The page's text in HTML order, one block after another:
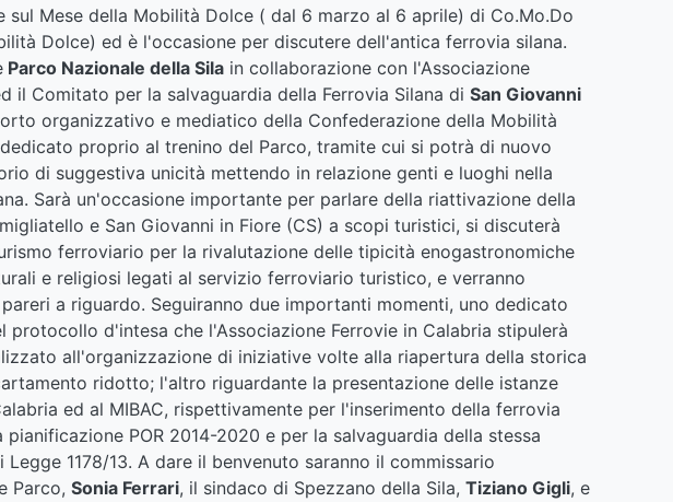
sul Mese della Mobilità Dolce ( dal 6 marzo al 6 aprile) di Co.Mo.Do
Dolce) ed è l'occasione per discutere dell'antica ferrovia silana.
Parco Nazionale della Sila in collaborazione con l'Associazione
il Comitato per la salvaguardia della Ferrovia Silana di San Giovanni
organizzativo e mediatico della Confederazione della Mobilità
proprio al trenino del Parco, tramite cui si potrà di nuovo
di suggestiva unicità mettendo in relazione genti e luoghi nella
Sarà un'occasione importante per parlare della riattivazione della
e San Giovanni in Fiore (CS) a scopi turistici, si discuterà
ferroviario per la rivalutazione delle tipicità enogastronomiche
e religiosi legati al servizio ferroviario turistico, e verranno
a riguardo. Seguiranno due importanti momenti, uno dedicato
protocollo d'intesa che l'Associazione Ferrovie in Calabria stipulerà
all'organizzazione di iniziative volte alla riapertura della storica
ridotto; l'altro riguardante la presentazione delle istanze
ed al MIBAC, rispettivamente per l'inserimento della ferrovia
pianificazione POR 2014-2020 e per la salvaguardia della stessa
1178/13. A dare il benvenuto saranno il commissario
Parco, Sonia Ferrari, il sindaco di Spezzano della Sila, Tiziano Gigli, e